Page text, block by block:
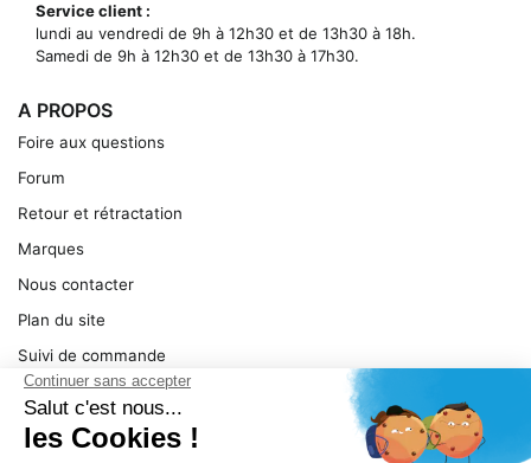
Service client :
lundi au vendredi de 9h à 12h30 et de 13h30 à 18h.
Samedi de 9h à 12h30 et de 13h30 à 17h30.
A PROPOS
Foire aux questions
Forum
Retour et rétractation
Marques
Nous contacter
Plan du site
Suivi de commande
Ma facture
Mentions légales